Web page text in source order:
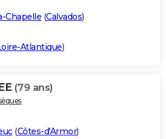
Chapelle (Calvados)
Atlantique)
(79 ans)
(Côtes-d'Armor)